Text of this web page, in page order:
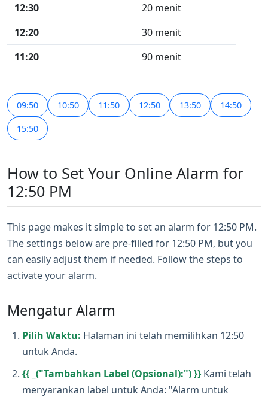
12:30
20 menit
12:20
30 menit
11:20
90 menit
09:50 10:50 11:50 12:50 13:50 14:50
15:50
How to Set Your Online Alarm for
12:50 PM
This page makes it simple to set an alarm for 12:50 PM.
The settings below are pre-filled for 12:50 PM, but you
can easily adjust them if needed. Follow the steps to
activate your alarm.
Mengatur Alarm
Pilih Waktu: Halaman ini telah memilihkan 12:50
untuk Anda.
{{ _("Tambahkan Label (Opsional):") }} Kami telah
menyarankan label untuk Anda: "Alarm untuk